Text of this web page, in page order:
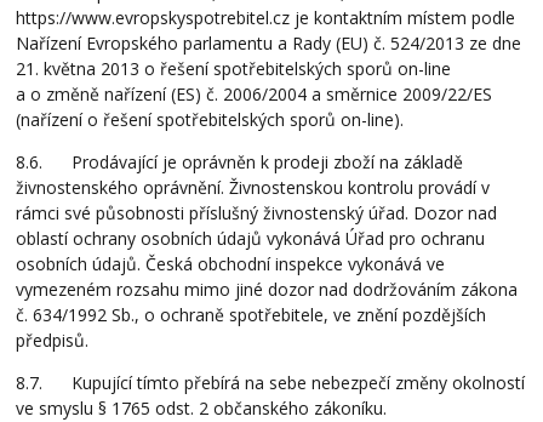
https://www.evropskyspotrebitel.cz je kontaktním místem podle
Nařízení Evropského parlamentu a Rady (EU) č. 524/2013 ze dne
21. května 2013 o řešení spotřebitelských sporů on-line
a o změně nařízení (ES) č. 2006/2004 a směrnice 2009/22/ES
(nařízení o řešení spotřebitelských sporů on-line).
8.6. Prodávající je oprávněn k prodeji zboží na základě
živnostenského oprávnění. Živnostenskou kontrolu provádí v
rámci své působnosti příslušný živnostenský úřad. Dozor nad
oblastí ochrany osobních údajů vykonává Úřad pro ochranu
osobních údajů. Česká obchodní inspekce vykonává ve
vymezeném rozsahu mimo jiné dozor nad dodržováním zákona
č. 634/1992 Sb., o ochraně spotřebitele, ve znění pozdějších
předpisů.
8.7. Kupující tímto přebírá na sebe nebezpečí změny okolností
ve smyslu § 1765 odst. 2 občanského zákoníku.